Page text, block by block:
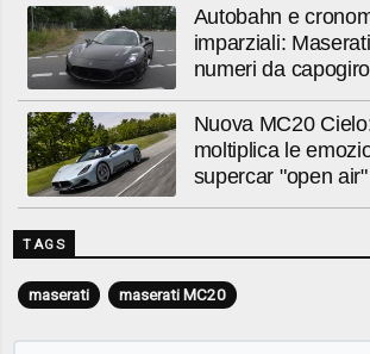
Autobahn e
imparziali:
numeri da
Nuova MC20
moltiplica le
supercar "open air"
TAGS
maserati maserati MC20